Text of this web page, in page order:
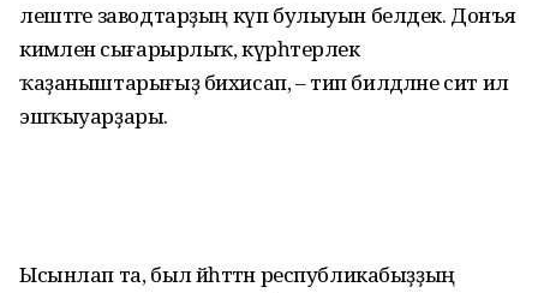
лештәге заводтарҙың күп булыуын белдек. Донъя
кимәленә сығарырлыҡ, күрһәтерлек
ҡаҙаныштарығыҙ бихисап, – тип билдәләне сит ил
эшҡыуарҙары.
Ысынлап та, был йәһәттән респуб­ликабыҙҙың